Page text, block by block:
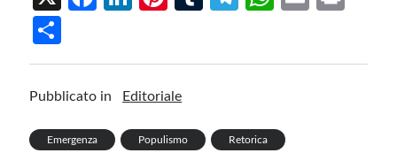
o
k
n
t
p
h
ar
Pubblicato in Editoriale
Emergenza Populismo Retorica